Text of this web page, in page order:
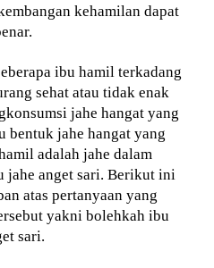
kehamilan dapat
ibu hamil terkadang
sehat atau tidak enak
jahe hangat yang
bentuk jahe hangat yang
adalah jahe dalam
jahe anget sari. Berikut ini
atas pertanyaan yang
yakni bolehkah ibu
sari.